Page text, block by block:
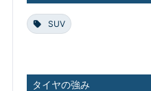
SUV
タイヤの強み